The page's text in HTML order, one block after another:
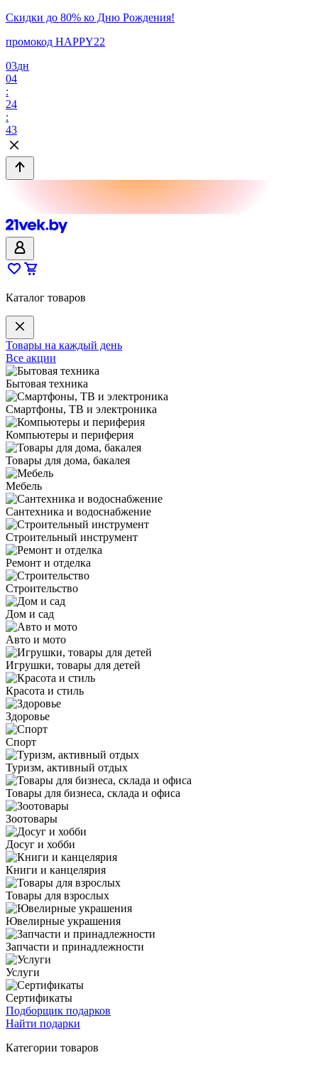
Скидки до 80% ко Дню Рождения!
промокод HAPPY22
03дн
04
:
24
:
43
Каталог товаров
Товары на каждый день
Все акции
Бытовая техника
Смартфоны, ТВ и электроника
Компьютеры и периферия
Товары для дома, бакалея
Мебель
Сантехника и водоснабжение
Строительный инструмент
Ремонт и отделка
Строительство
Дом и сад
Авто и мото
Игрушки, товары для детей
Красота и стиль
Здоровье
Спорт
Туризм, активный отдых
Товары для бизнеса, склада и офиса
Зоотовары
Досуг и хобби
Книги и канцелярия
Товары для взрослых
Ювелирные украшения
Запчасти и принадлежности
Услуги
Сертификаты
Подборщик подарков
Найти подарки
Категории товаров